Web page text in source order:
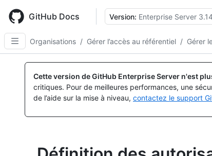
main
content
GitHub Docs Version: Enterprise Server
Organisations / Gérer l’accès au référentiel / Gérer
Cette version de GitHub Enterprise Server n'est
critiques. Pour de meilleures performances, une
de l’aide sur la mise à niveau, contactez le support